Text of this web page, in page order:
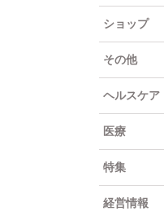
ショップ
その他
ヘルスケア
医療
特集
経営情報